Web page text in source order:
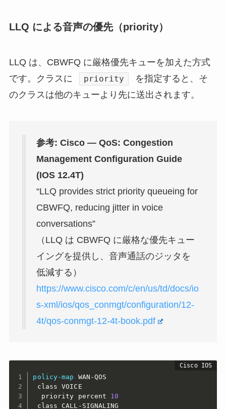
LLQ による音声の優先（priority）
LLQ は、CBWFQ に厳格優先キューを加えた方式
です。クラスに
priority
を指定すると、そ
のクラスは他のキューより先に送出されます。
参考: Cisco — QoS: Congestion
Management Configuration Guide
(IOS 12.4T)
“LLQ provides strict priority queueing for
CBWFQ, reducing jitter in voice
conversations”
（LLQ は CBWFQ に厳格な優先キュー
イングを提供し、音声通話のジッタを
低減する）
https://www.cisco.com/c/en/us/td/docs/io
s-xml/ios/qos_conmgt/configuration/12-
4t/qos-conmgt-12-4t-book.pdf
policy-map WAN-QOS
class VOICE
  priority percent
10
class CALL-SIGNALING